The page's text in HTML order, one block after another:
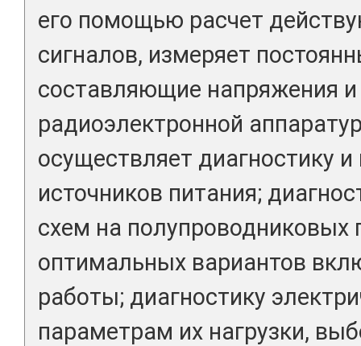
его помощью расчет
сигналов, измеряет
составляющие напряжения
радиоэлектронной
осуществляет диагностику
источников питания;
схем на полупроводниковых
оптимальных вариантов
работы; диагностику
параметрам их нагрузки,